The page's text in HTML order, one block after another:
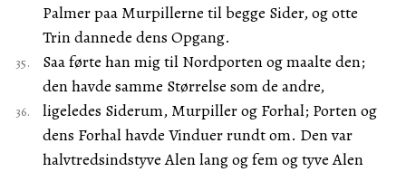
Palmer paa Murpillerne til begge Sider, og otte
Trin dannede dens Opgang.
Saa førte han mig til Nordporten og maalte den;
den havde samme Størrelse som de andre,
ligeledes Siderum, Murpiller og Forhal; Porten og
dens Forhal havde Vinduer rundt om. Den var
halvtredsindstyve Alen lang og fem og tyve Alen